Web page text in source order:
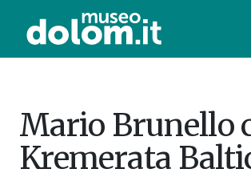
Mario Brunello
Kremerata